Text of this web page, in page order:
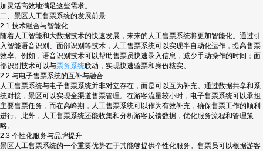
加灵活高效地满足这些需求。
二、景区人工售票系统的发展前景
2.1 技术融合与智能化
随着人工智能和大数据技术的快速发展，未来的人工售票系统将更加智能化。通过引
入智能语音识别、面部识别等技术，人工售票系统可以实现半自动化运作，提高售票
效率。例如，语音识别技术可以帮助售票员快速录入信息，减少手动操作的时间；面
部识别技术可以与票务系统联动，实现快速验票和身份核实。
2.2 与电子售票系统的互补与融合
人工售票系统与电子售票系统并非对立存在，而是可以互为补充。通过数据共享和系
统对接，景区可以实现全渠道售票管理。在游客流量较小时，电子售票系统可以承担
主要售票任务，而在高峰期，人工售票系统可以作为有效补充，确保售票工作的顺利
进行。此外，人工售票系统还能收集和分析游客反馈数据，优化服务流程和管理策
略。
2.3 个性化服务与品牌提升
景区人工售票系统的一个重要优势在于其能够提供个性化服务。售票员可以根据游客